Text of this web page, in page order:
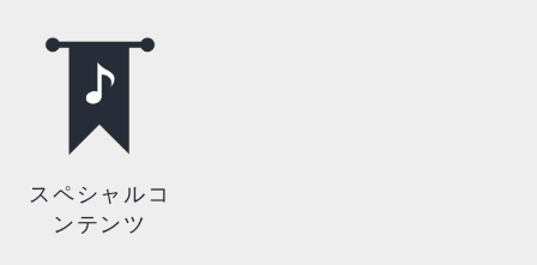
スペシャルコ
ンテンツ